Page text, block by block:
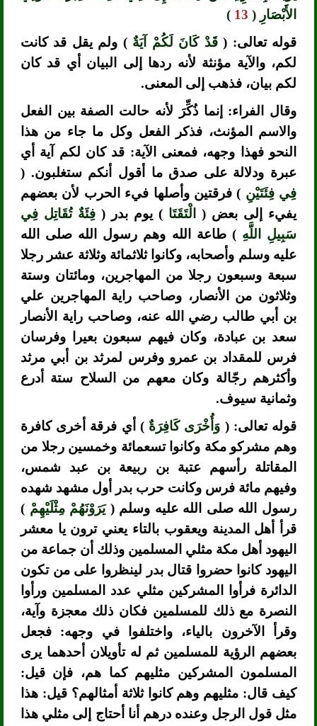
الأَبْصَارِ (13
)
قوله تعالى: (قَدْ كَانَ لَكُمْ آيَةٌ) ولم يقل قد كانت
لكم، والآية مؤنثة لأنه ردها إلى البيان أي قد كان
لكم بيان، فذهب إلى المعنى.
وقال الفراء: إنما ذُكِّرَ لأنه حالت الصفة بين الفعل
والاسم المؤنث، فذكر الفعل وكل ما جاء من هذا
النحو فهذا وجهه، فمعنى الآية: قد كان لكم آية أي
عبرة ودلالة على صدق ما أقول أنكم ستغلبون. (
فِي فِئَتَيْنِ ) فرقتين وأصلها فيء الحرب لأن بعضهم
يفيء إلى بعض (الْتَقَتَا ) يوم بدر ( فِئَةٌ تُقَاتِل فِي
سَبِيلِ اللَّهِ) طاعة الله وهم رسول الله صلى الله
عليه وسلم وأصحابه، وكانوا ثلاثمائة وثلاثة عشر رجلا
سبعة وسبعون رجلا من المهاجرين، ومائتان وستة
وثلاثون من الأنصار، وصاحب راية المهاجرين علي
بن أبي طالب رضي الله عنه، وصاحب راية الأنصار
سعد بن عبادة، وكان فيهم سبعون بعيرا وفرسان
فرس للمقداد بن عمرو وفرس لمرثد بن أبي مرثد
وأكثرهم رجّالة وكان معهم من السلاح ستة أدرع
وثمانية سيوف.
قوله تعالى: ( وَأُخْرَى كَافِرَةٌ) أي فرقة أخرى كافرة
وهم مشركو مكة وكانوا تسعمائة وخمسين رجلا من
المقاتلة رأسهم عتبة بن ربيعة بن عبد شمس،
وفيهم مائة فرس وكانت حرب بدر أول مشهد شهده
رسول الله صلى الله عليه وسلم ( يَرَوْنَهُمْ مِثْلَيْهِمْ)
قرأ أهل المدينة ويعقوب بالتاء يعني ترون يا معشر
اليهود أهل مكة مثلي المسلمين وذلك أن جماعة من
اليهود كانوا حضروا قتال بدر لينظروا على من تكون
الدائرة فرأوا المشركين مثلي عدد المسلمين ورأوا
النصرة مع ذلك للمسلمين فكان ذلك معجزة وآية،
وقرأ الآخرون بالياء، واختلفوا في وجهه: فجعل
بعضهم الرؤية للمسلمين ثم له تأويلان أحدهما يرى
المسلمون المشركين مثليهم كما هم، فإن قيل:
كيف قال: مثليهم وهم كانوا ثلاثة أمثالهم؟ قيل: هذا
مثل قول الرجل وعنده درهم أنا أحتاج إلى مثلي هذا